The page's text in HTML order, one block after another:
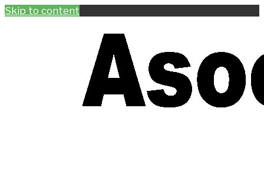
Skip to content